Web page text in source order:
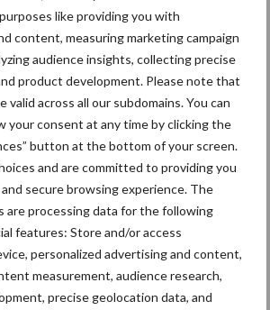
like providing you with
content, measuring marketing campaign
audience insights, collecting precise
product development. Please note that
valid across all our subdomains. You can
your consent at any time by clicking the
button at the bottom of your screen.
and are committed to providing you
secure browsing experience. The
are processing data for the following
features: Store and/or access
personalized advertising and content,
measurement, audience research,
precise geolocation data, and
zijkappen voor eenvoudig switchen van
zijn als optie verkrijgbaar.
Benelux
voor jou! maaiers